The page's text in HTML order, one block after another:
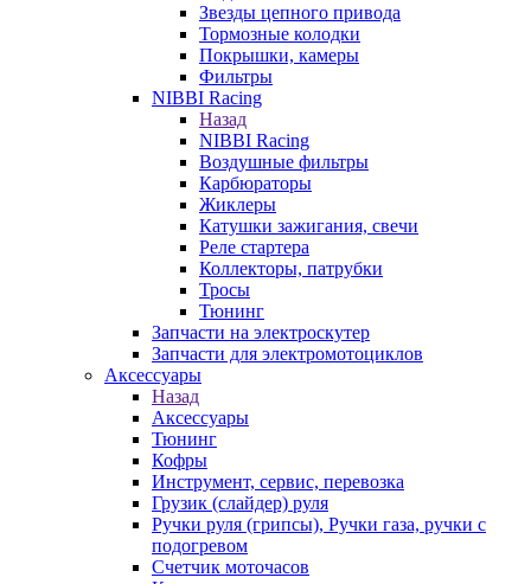
Звезды цепного привода
Тормозные колодки
Покрышки, камеры
Фильтры
NIBBI Racing
Назад
NIBBI Racing
Воздушные фильтры
Карбюраторы
Жиклеры
Катушки зажигания, свечи
Реле стартера
Коллекторы, патрубки
Тросы
Тюнинг
Запчасти на электроскутер
Запчасти для электромотоциклов
Аксессуары
Назад
Аксессуары
Тюнинг
Кофры
Инструмент, сервис, перевозка
Грузик (слайдер) руля
Ручки руля (грипсы), Ручки газа, ручки с
подогревом
Счетчик моточасов